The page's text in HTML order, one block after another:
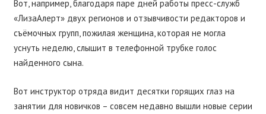
Вот, например, благодаря паре дней работы пресс-служб
«ЛизаАлерт» двух регионов и отзывчивости редакторов и
съёмочных групп, пожилая женщина, которая не могла
уснуть неделю, слышит в телефонной трубке голос
найденного сына.
Вот инструктор отряда видит десятки горящих глаз на
занятии для новичков – совсем недавно вышли новые серии